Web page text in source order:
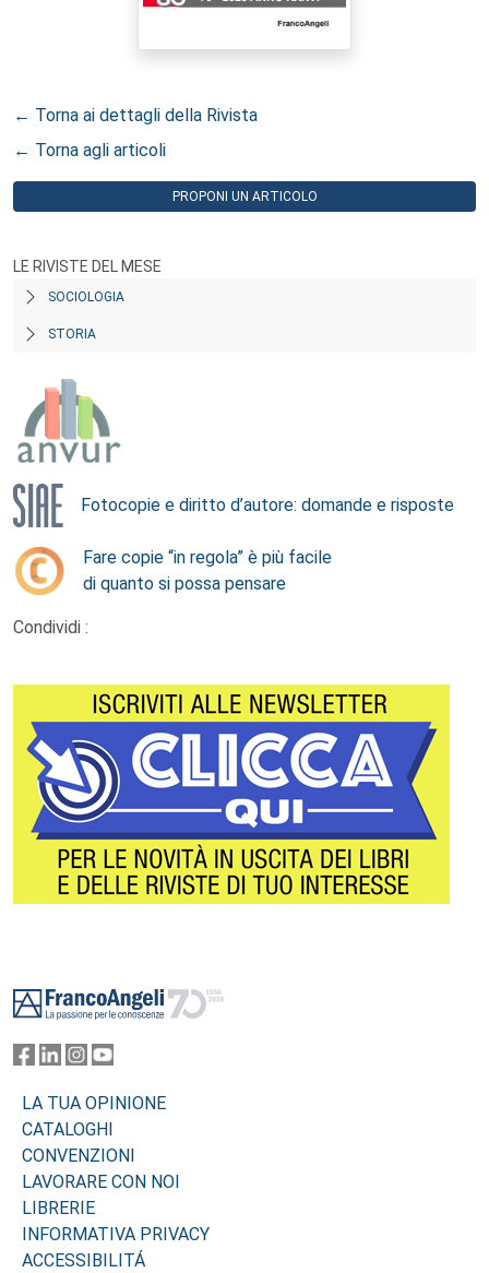
← Torna ai dettagli della Rivista
← Torna agli articoli
PROPONI UN ARTICOLO
LE RIVISTE DEL MESE
SOCIOLOGIA
STORIA
Fotocopie e diritto d’autore: domande e risposte
Fare copie “in regola” è più facile
di quanto si possa pensare
Condividi :
LA TUA OPINIONE
CATALOGHI
CONVENZIONI
LAVORARE CON NOI
LIBRERIE
INFORMATIVA PRIVACY
ACCESSIBILITÁ